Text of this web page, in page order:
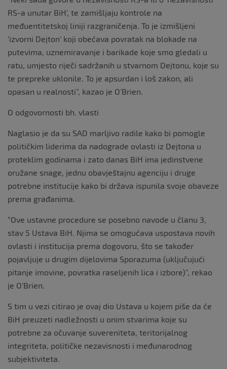
RS-a unutar BiH’, te zamišljaju kontrole na
međuentitetskoj liniji razgraničenja. To je izmišljeni
‘izvorni Dejton’ koji obećava povratak na blokade na
putevima, uznemiravanje i barikade koje smo gledali u
ratu, umjesto riječi sadržanih u stvarnom Dejtonu, koje su
te prepreke uklonile. To je apsurdan i loš zakon, ali
opasan u realnosti”, kazao je O’Brien.
O odgovornosti bh. vlasti
Naglasio je da su SAD marljivo radile kako bi pomogle
političkim liderima da nadograde ovlasti iz Dejtona u
proteklim godinama i zato danas BiH ima jedinstvene
oružane snage, jednu obavještajnu agenciju i druge
potrebne institucije kako bi država ispunila svoje obaveze
prema građanima.
“Ove ustavne procedure se posebno navode u članu 3,
stav 5 Ustava BiH. Njima se omogućava uspostava novih
ovlasti i institucija prema dogovoru, što se također
pojavljuje u drugim dijelovima Sporazuma (uključujući
pitanje imovine, povratka raseljenih lica i izbore)”, rekao
je O’Brien.
S tim u vezi citirao je ovaj dio Ustava u kojem piše da će
BiH preuzeti nadležnosti u onim stvarima koje su
potrebne za očuvanje suvereniteta, teritorijalnog
integriteta, političke nezavisnosti i međunarodnog
subjektiviteta.